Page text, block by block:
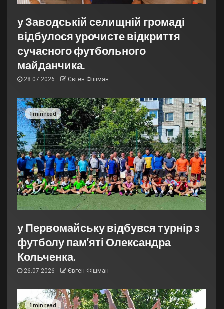
у Заводській селищній громаді
відбулося урочисте відкриття
сучасного футбольного
майданчика.
28.07.2026 Євген Фішман
1 min read
у Первомайську відбувся турнір з
футболу пам’яті Олександра
Кольченка.
26.07.2026 Євген Фішман
1 min read